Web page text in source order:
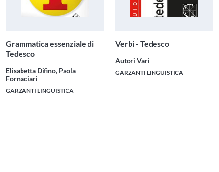
Grammatica essenziale di
Tedesco
Elisabetta Difino, Paola
Fornaciari
GARZANTI LINGUISTICA
Verbi - Tedesco
Autori Vari
GARZANTI LINGUISTICA